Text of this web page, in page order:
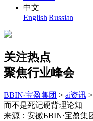
中文
English Russian
关注热点
聚焦行业峰会
BBIN·宝盈集团 > ai资讯 >
而不是死记硬背理论知
来源：安徽BBIN·宝盈集